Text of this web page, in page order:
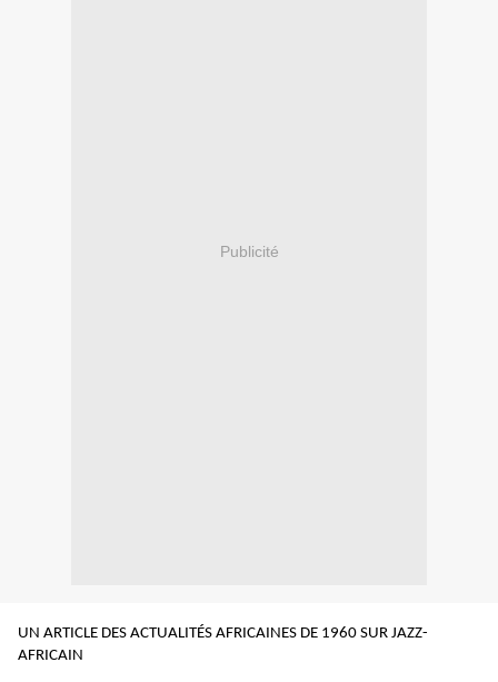
Publicité
UN ARTICLE DES ACTUALITÉS AFRICAINES DE 1960 SUR JAZZ-
AFRICAIN